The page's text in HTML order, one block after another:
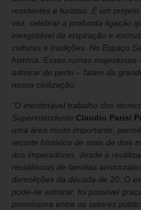
residentes e turistas. É um
vez, celebrar a profunda ligação
inesgotável de inspiração e
culturas e tradições. No Espaço
história. Essas ruínas majestosas
admirar de perto – falam da
nossa civilização.
“O inestimável trabalho dos
Superintendente Claudio Parisi
uma área muito importante,
recorte histórico de mais de dois
dos imperadores, desde a
residências de famílias
demolições da década de 20. O
pode-se admirar, foi possível
promissora entre os setores